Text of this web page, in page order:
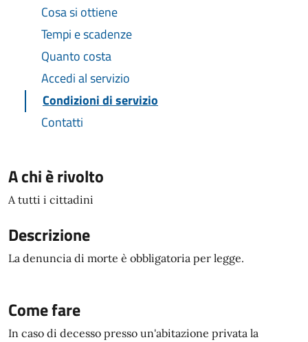
Cosa si ottiene
Tempi e scadenze
Quanto costa
Accedi al servizio
Condizioni di servizio
Contatti
A chi è rivolto
A tutti i cittadini
Descrizione
La denuncia di morte è obbligatoria per legge.
Come fare
In caso di decesso presso un'abitazione privata la